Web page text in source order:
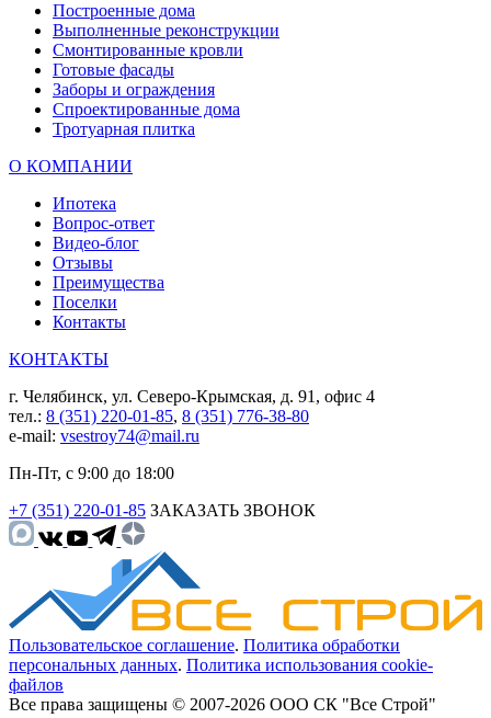
Построенные дома
Выполненные реконструкции
Смонтированные кровли
Готовые фасады
Заборы и ограждения
Спроектированные дома
Тротуарная плитка
О КОМПАНИИ
Ипотека
Вопрос-ответ
Видео-блог
Отзывы
Преимущества
Поселки
Контакты
КОНТАКТЫ
г. Челябинск, ул. Северо-Крымская, д. 91, офис 4
тел.: 8 (351) 220-01-85, 8 (351) 776-38-80
e-mail: vsestroy74@mail.ru
Пн-Пт, с 9:00 до 18:00
+7 (351) 220-01-85 ЗАКАЗАТЬ ЗВОНОК
Пользовательское соглашение. Политика обработки
персональных данных. Политика использования cookie-
файлов
Все права защищены © 2007-2026 ООО СК "Все Строй"